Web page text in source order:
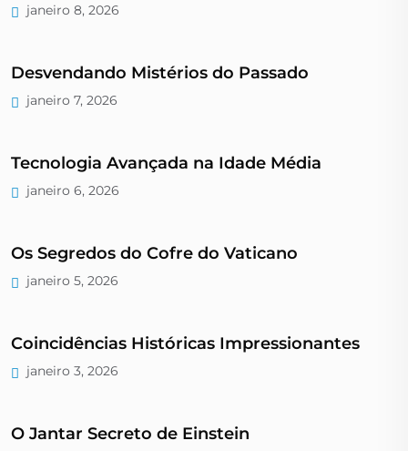
janeiro 8, 2026
Desvendando Mistérios do Passado
janeiro 7, 2026
Tecnologia Avançada na Idade Média
janeiro 6, 2026
Os Segredos do Cofre do Vaticano
janeiro 5, 2026
Coincidências Históricas Impressionantes
janeiro 3, 2026
O Jantar Secreto de Einstein